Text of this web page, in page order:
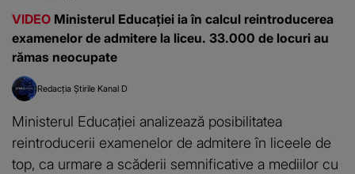
VIDEO Ministerul Educației ia în calcul reintroducerea
examenelor de admitere la liceu. 33.000 de locuri au
rămas neocupate
Redacția Știrile Kanal D
Ministerul Educației analizează posibilitatea
reintroducerii examenelor de admitere în liceele de
top, ca urmare a scăderii semnificative a mediilor cu